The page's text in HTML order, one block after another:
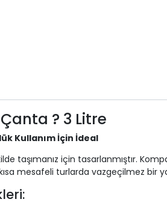
? 3 Litre
Kullanım İçin İdeal
için tasarlanmıştır.
mesafeli turlarda vazgeçilmez bir